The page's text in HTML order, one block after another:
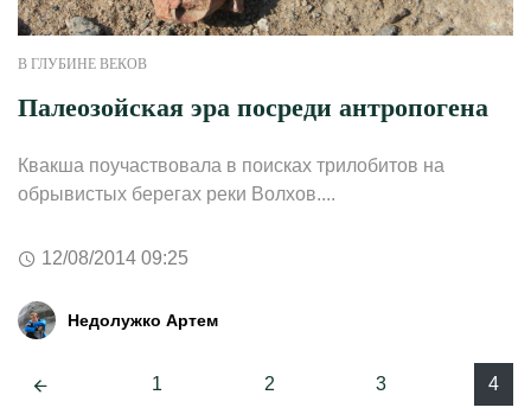
В ГЛУБИНЕ ВЕКОВ
Палеозойская эра посреди антропогена
Квакша поучаствовала в поисках трилобитов на
обрывистых берегах реки Волхов....
12/08/2014 09:25
Недолужко Артем
Навигация
1 2 3 4